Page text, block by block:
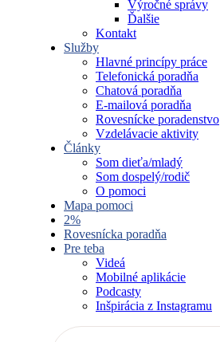
Výročné správy
Ďalšie
Kontakt
Služby
Hlavné princípy práce
Telefonická poradňa
Chatová poradňa
E-mailová poradňa
Rovesnícke poradenstvo
Vzdelávacie aktivity
Články
Som dieťa/mladý
Som dospelý/rodič
O pomoci
Mapa pomoci
2%
Rovesnícka poradňa
Pre teba
Videá
Mobilné aplikácie
Podcasty
Inšpirácia z Instagramu